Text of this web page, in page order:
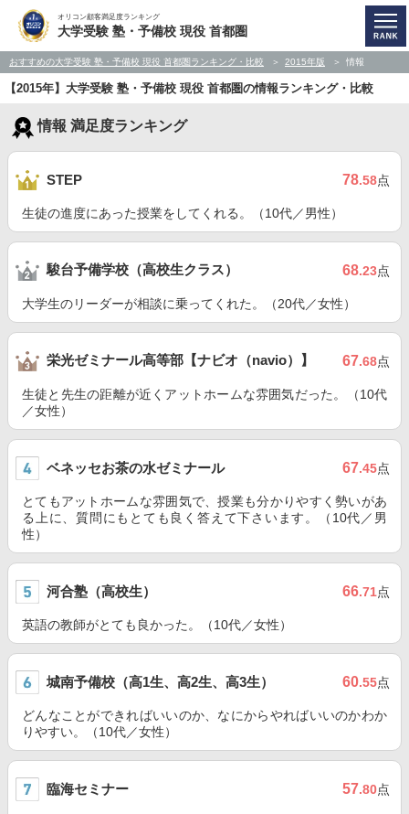
オリコン顧客満足度ランキング
大学受験 塾・予備校 現役 首都圏
おすすめの大学受験 塾・予備校 現役 首都圏ランキング・比較 2015年版 情報
【2015年】大学受験 塾・予備校 現役 首都圏の情報ランキング・比較
情報 満足度ランキング
STEP 78.58点
生徒の進度にあった授業をしてくれる。（10代／男性）
駿台予備学校（高校生クラス） 68.23点
大学生のリーダーが相談に乗ってくれた。（20代／女性）
栄光ゼミナール高等部【ナビオ（navio）】 67.68点
生徒と先生の距離が近くアットホームな雰囲気だった。（10代
／女性）
ベネッセお茶の水ゼミナール 67.45点
とてもアットホームな雰囲気で、授業も分かりやすく勢いがあ
る上に、質問にもとても良く答えて下さいます。（10代／男
性）
河合塾（高校生） 66.71点
英語の教師がとても良かった。（10代／女性）
城南予備校（高1生、高2生、高3生） 60.55点
どんなことができればいいのか、なにからやればいいのかわか
りやすい。（10代／女性）
臨海セミナー 57.80点